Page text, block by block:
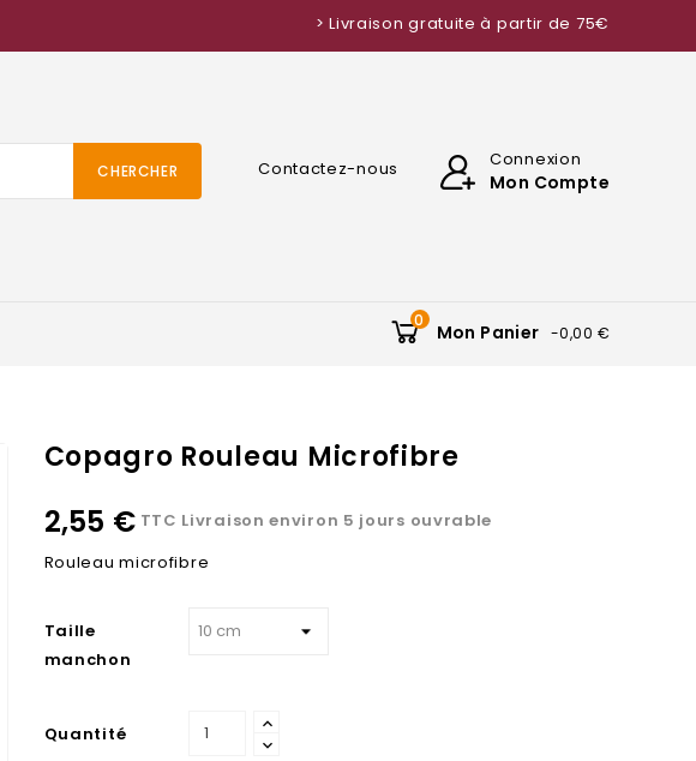
> Livraison gratuite à partir de 75€
Connexion
Mon Compte
Contactez-nous
CHERCHER
0
Mon Panier -0,00 €
Copagro Rouleau Microfibre
2,55 € TTC Livraison environ 5 jours ouvrable
Rouleau microfibre
Taille
manchon
Quantité